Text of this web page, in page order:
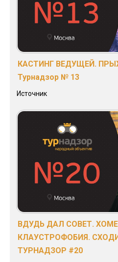
КАСТИНГ ВЕДУЩЕЙ.
Турнадзор № 13
Источник
ВДУДЬ ДАЛ СОВЕТ.
КЛАУСТРОФОБИЯ.
ТУРНАДЗОР #20